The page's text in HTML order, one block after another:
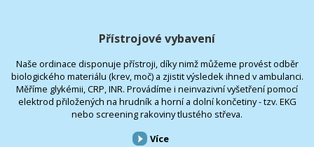
Přístrojové vybavení
Naše ordinace disponuje přístroji, díky nimž můžeme provést odběr
biologického materiálu (krev, moč) a zjistit výsledek ihned v ambulanci.
Měříme glykémii, CRP, INR. Provádíme i neinvazivní vyšetření pomocí
elektrod přiložených na hrudník a horní a dolní končetiny - tzv. EKG
nebo screening rakoviny tlustého střeva.
Více